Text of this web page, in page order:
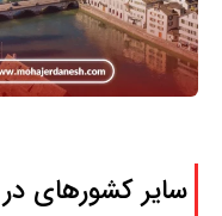
سایر کشورهای